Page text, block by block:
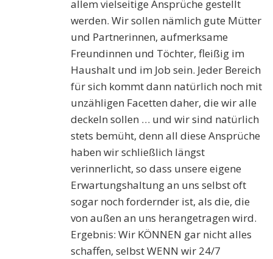
allem vielseitige Ansprüche gestellt
werden. Wir sollen nämlich gute Mütter
und Partnerinnen, aufmerksame
Freundinnen und Töchter, fleißig im
Haushalt und im Job sein. Jeder Bereich
für sich kommt dann natürlich noch mit
unzähligen Facetten daher, die wir alle
deckeln sollen … und wir sind natürlich
stets bemüht, denn all diese Ansprüche
haben wir schließlich längst
verinnerlicht, so dass unsere eigene
Erwartungshaltung an uns selbst oft
sogar noch fordernder ist, als die, die
von außen an uns herangetragen wird.
Ergebnis: Wir KÖNNEN gar nicht alles
schaffen, selbst WENN wir 24/7